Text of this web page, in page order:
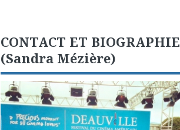
CONTACT ET BIOGRAPHIE
(Sandra Mézière)